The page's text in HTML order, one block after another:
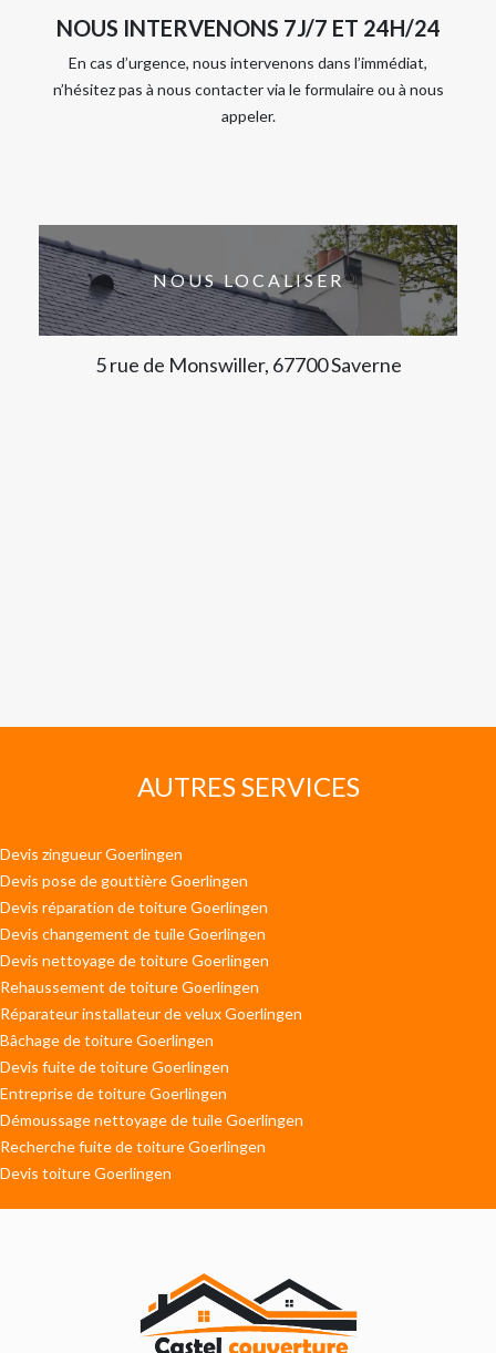
NOUS INTERVENONS 7J/7 ET 24H/24
En cas d’urgence, nous intervenons dans l’immédiat,
n’hésitez pas à nous contacter via le formulaire ou à nous
appeler.
NOUS LOCALISER
5 rue de Monswiller, 67700 Saverne
AUTRES SERVICES
Devis zingueur Goerlingen
Devis pose de gouttière Goerlingen
Devis réparation de toiture Goerlingen
Devis changement de tuile Goerlingen
Devis nettoyage de toiture Goerlingen
Rehaussement de toiture Goerlingen
Réparateur installateur de velux Goerlingen
Bâchage de toiture Goerlingen
Devis fuite de toiture Goerlingen
Entreprise de toiture Goerlingen
Démoussage nettoyage de tuile Goerlingen
Recherche fuite de toiture Goerlingen
Devis toiture Goerlingen